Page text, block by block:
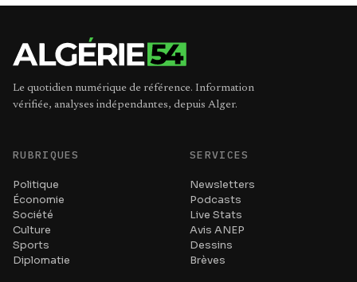
Le quotidien numérique de référence. Information
vérifiée, analyses indépendantes, depuis Alger.
RUBRIQUES
Politique
Économie
Société
Culture
Sports
Diplomatie
SERVICES
Newsletters
Podcasts
Live Stats
Avis ANEP
Dessins
Brèves